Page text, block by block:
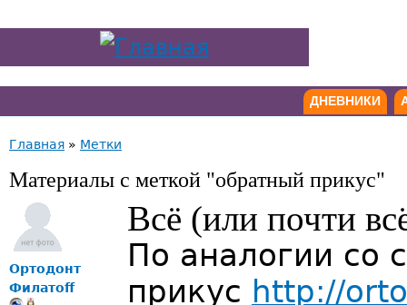
ДНЕВНИКИ
Главная » Метки
Материалы с меткой "обратный прикус"
Ортодонт
Филатоff
Всё (или почти
По аналогии со
прикус http://